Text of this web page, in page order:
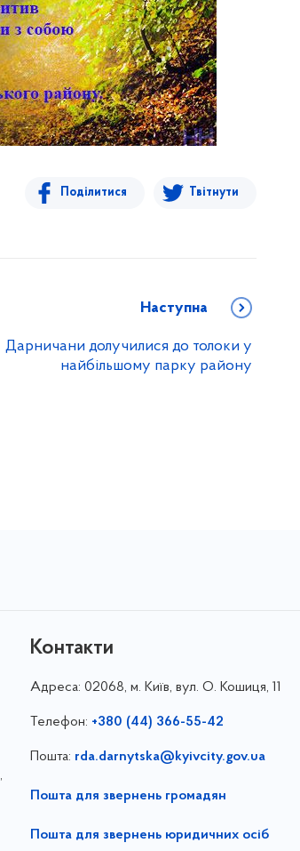
Поділитися Твітнути
Наступна
Дарничани долучилися до толоки у
найбільшому парку району
,
Контакти
Адреса: 02068, м. Київ, вул. О. Кошиця, 11
Телефон: +380 (44) 366-55-42
Пошта: rda.darnytska@kyivcity.gov.ua
Пошта для звернень громадян
Пошта для звернень юридичних осіб